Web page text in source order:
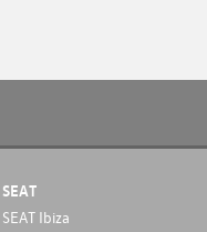
SEAT
SEAT Ibiza